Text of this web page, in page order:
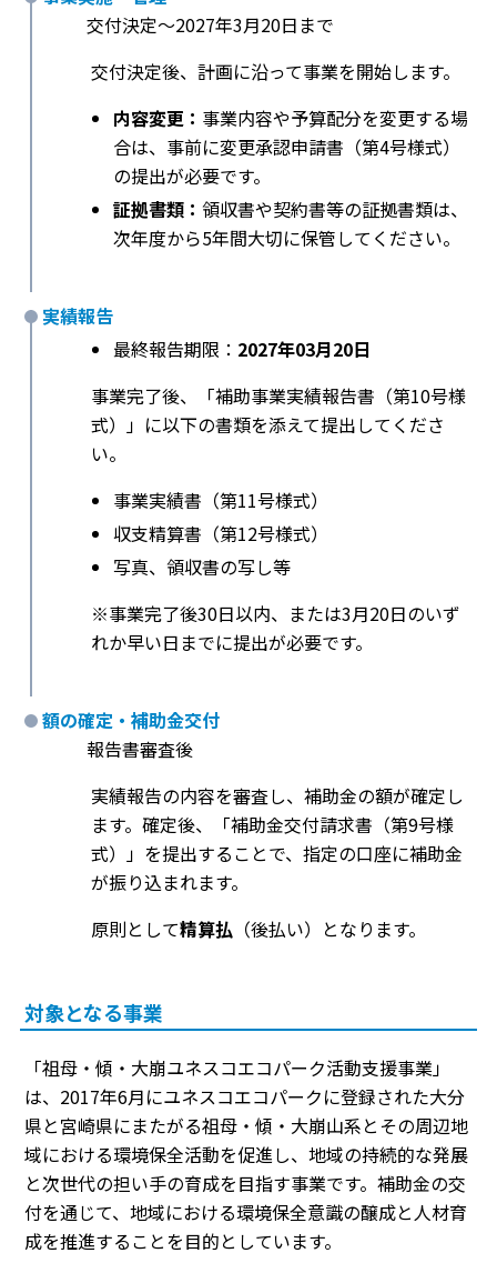
交付決定〜2027年3月20日まで
交付決定後、計画に沿って事業を開始します。
内容変更： 事業内容や予算配分を変更する場
合は、事前に変更承認申請書（第4号様式）
の提出が必要です。
証拠書類： 領収書や契約書等の証拠書類は、
次年度から5年間大切に保管してください。
実績報告
最終報告期限： 2027年03月20日
事業完了後、「補助事業実績報告書（第10号様
式）」に以下の書類を添えて提出してくださ
い。
事業実績書（第11号様式）
収支精算書（第12号様式）
写真、領収書の写し等
※事業完了後30日以内、または3月20日のいず
れか早い日までに提出が必要です。
額の確定・補助金交付
報告書審査後
実績報告の内容を審査し、補助金の額が確定し
ます。確定後、「補助金交付請求書（第9号様
式）」を提出することで、指定の口座に補助金
が振り込まれます。
原則として精算払 （後払い）となります。
対象となる事業
「祖母・傾・大崩ユネスコエコパーク活動支援事業」
は、2017年6月にユネスコエコパークに登録された大分
県と宮崎県にまたがる祖母・傾・大崩山系とその周辺地
域における環境保全活動を促進し、地域の持続的な発展
と次世代の担い手の育成を目指す事業です。補助金の交
付を通じて、地域における環境保全意識の醸成と人材育
成を推進することを目的としています。